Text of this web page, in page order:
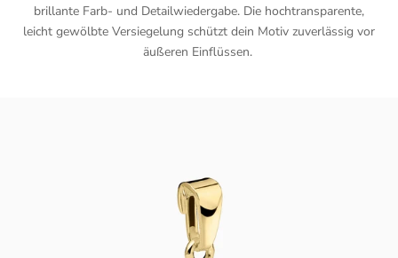
brillante Farb- und Detailwiedergabe. Die hochtransparente,
leicht gewölbte Versiegelung schützt dein Motiv zuverlässig vor
äußeren Einflüssen.